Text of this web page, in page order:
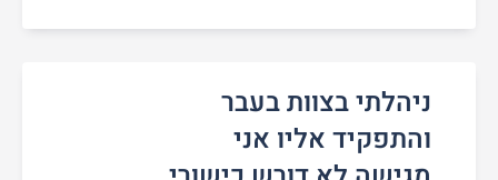
ניהלתי בצוות בעבר
והתפקיד אליו אני